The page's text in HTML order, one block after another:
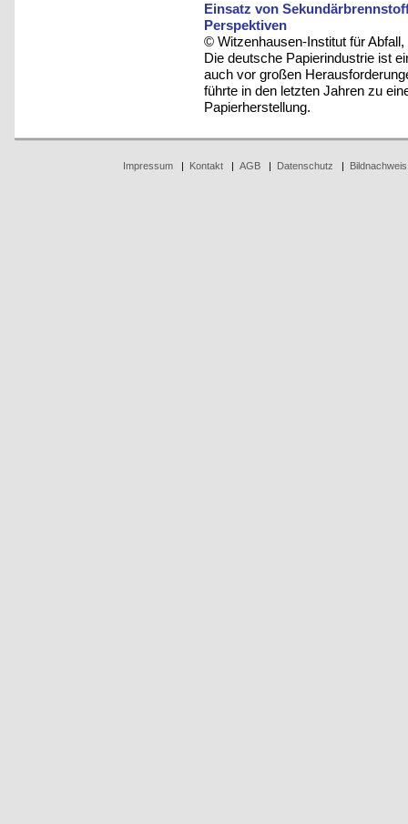
Einsatz von
Perspektiven
© Witzenhausen-Institut für
Die deutsche Papierindustrie ist
auch vor großen
führte in den letzten Jahren zu
Papierherstellung.
Impressum| Kontakt| AGB| Datenschutz | Bildnachweis